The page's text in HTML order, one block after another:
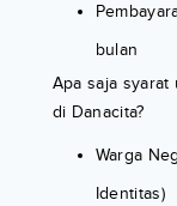
bulan
Apa saja
di Danacita?
Warga
Identitas)